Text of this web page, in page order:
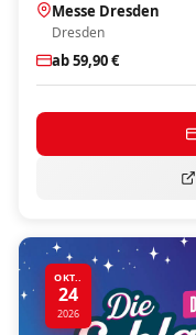
Messe Dresden
Dresden
ab 59,90 €
OKT..
24
2026